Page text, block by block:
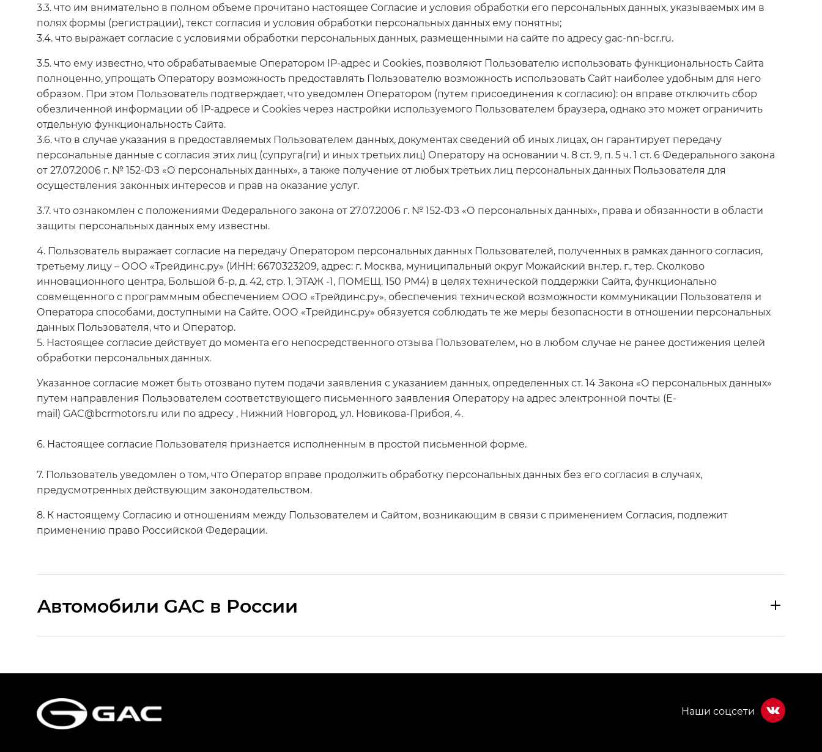
3.3. что им внимательно в полном объеме прочитано настоящее Согласие и условия обработки его персональных данных, указываемых им в
полях формы (регистрации), текст согласия и условия обработки персональных данных ему понятны;
3.4. что выражает согласие с условиями обработки персональных данных, размещенными на сайте по адресу gac-nn-bcr.ru.
3.5. что ему известно, что обрабатываемые Оператором IP-адрес и Cookies, позволяют Пользователю использовать функциональность Сайта
полноценно, упрощать Оператору возможность предоставлять Пользователю возможность использовать Сайт наиболее удобным для него
образом. При этом Пользователь подтверждает, что уведомлен Оператором (путем присоединения к согласию): он вправе отключить сбор
обезличенной информации об IP-адресе и Cookies через настройки используемого Пользователем браузера, однако это может ограничить
отдельную функциональность Сайта.
3.6. что в случае указания в предоставляемых Пользователем данных, документах сведений об иных лицах, он гарантирует передачу
персональные данные с согласия этих лиц (супруга(ги) и иных третьих лиц) Оператору на основании ч. 8 ст. 9, п. 5 ч. 1 ст. 6 Федерального закона
от 27.07.2006 г. № 152-ФЗ «О персональных данных», а также получение от любых третьих лиц персональных данных Пользователя для
осуществления законных интересов и прав на оказание услуг.
3.7. что ознакомлен с положениями Федерального закона от 27.07.2006 г. № 152-ФЗ «О персональных данных», права и обязанности в области
защиты персональных данных ему известны.
4. Пользователь выражает согласие на передачу Оператором персональных данных Пользователей, полученных в рамках данного согласия,
третьему лицу – ООО «Трейдинс.ру» (ИНН: 6670323209, адрес: г. Москва, муниципальный округ Можайский вн.тер. г., тер. Сколково
инновационного центра, Большой б-р, д. 42, стр. 1, ЭТАЖ -1, ПОМЕЩ. 150 РМ4) в целях технической поддержки Сайта, функционально
совмещенного с программным обеспечением ООО «Трейдинс.ру», обеспечения технической возможности коммуникации Пользователя и
Оператора способами, доступными на Сайте. ООО «Трейдинс.ру» обязуется соблюдать те же меры безопасности в отношении персональных
данных Пользователя, что и Оператор.
5. Настоящее согласие действует до момента его непосредственного отзыва Пользователем, но в любом случае не ранее достижения целей
обработки персональных данных.
Указанное согласие может быть отозвано путем подачи заявления с указанием данных, определенных ст. 14 Закона «О персональных данных»
путем направления Пользователем соответствующего письменного заявления Оператору на адрес электронной почты (E-
mail) GAC@bcrmotors.ru или по адресу , Нижний Новгород, ул. Новикова-Прибоя, 4.
6. Настоящее согласие Пользователя признается исполненным в простой письменной форме.
7. Пользователь уведомлен о том, что Оператор вправе продолжить обработку персональных данных без его согласия в случаях,
предусмотренных действующим законодательством.
8. К настоящему Согласию и отношениям между Пользователем и Сайтом, возникающим в связи с применением Согласия, подлежит
применению право Российской Федерации.
Aвтомобили GAC в России
HYPTEC HT — Хайптек Эйч Ти (HYPTEC HT) в комплектации Экс ПРЕМИУМ — EX PREMIUM